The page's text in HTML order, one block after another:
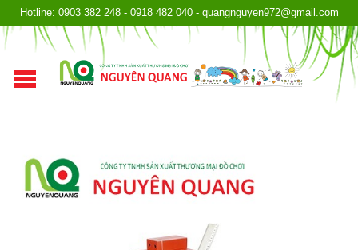
Hotline: 0903 382 248 - 0918 482 040 - quangnguyen972@gmail.com